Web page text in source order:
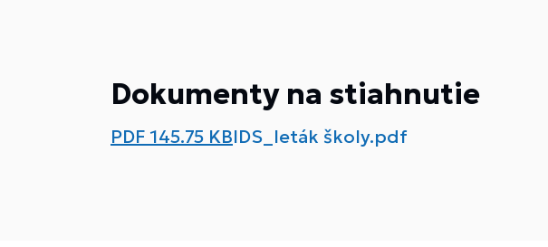
Dokumenty na stiahnutie
PDF 145.75 KBIDS_leták školy.pdf